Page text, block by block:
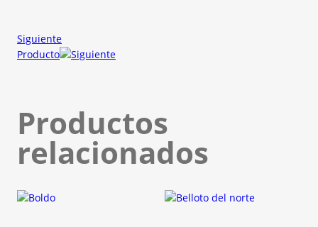
Siguiente
Producto
Productos
relacionados